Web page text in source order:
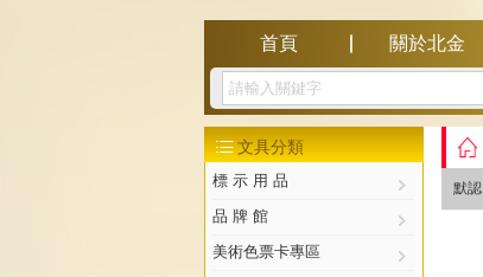
首頁 關於北金
幫助中心
文具分類
標 示 用 品
品 牌 館
美術色票卡專區

默認